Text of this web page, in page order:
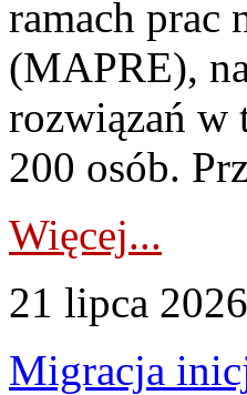
ramach prac
(MAPRE),
rozwiązań w
200 osób.
Więcej...
21 lipca
Migracja